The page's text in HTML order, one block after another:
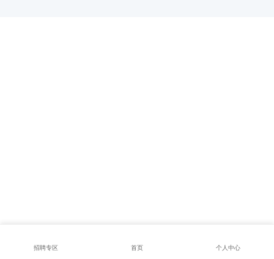
招聘专区 首页 个人中心